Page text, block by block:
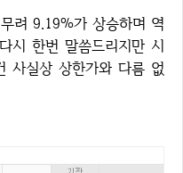
시 한번 말씀드리지만 시
사실상 상한가와 다름 없